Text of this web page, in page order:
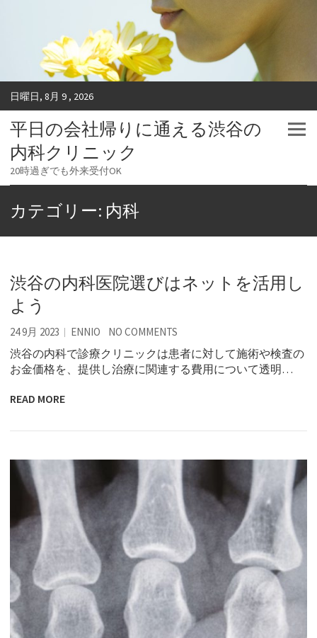
日曜日, 8月 9 , 2026
平日の会社帰りに通える渋谷の
内科クリニック
20時過ぎでも外来受付OK
カテゴリー: 内科
渋谷の内科医院選びはネットを活用し
よう
24 9月 2023 ENNIO NO COMMENTS
渋谷の内科で診療クリニックは患者に対して施術や検査の
お金価格を、提供し治療に関連する費用について透明…
READ MORE